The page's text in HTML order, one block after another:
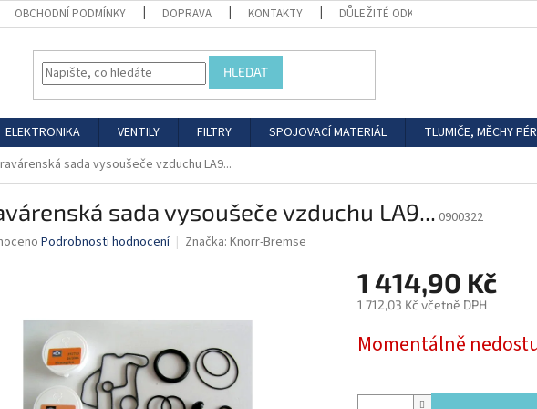
OBCHODNÍ PODMÍNKY DOPRAVA KONTAKTY DŮLEŽITÉ ODKAZY
HLEDAT
ELEKTRONIKA VENTILY FILTRY SPOJOVACÍ MATERIÁL TLUMIČE, MĚCHY
sada vysoušeče vzduchu LA9...
sada vysoušeče vzduchu LA9... 0900322
Podrobnosti hodnocení Značka: Knorr-Bremse
1 414,90 Kč
1 712,03 Kč včetně DPH
cena:
Momentálně